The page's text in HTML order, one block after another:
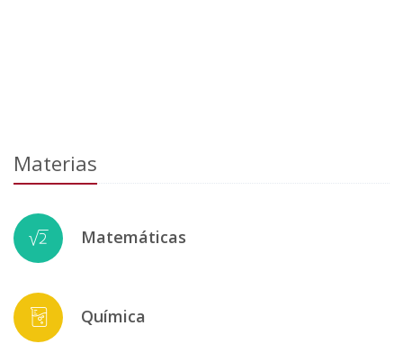
Materias
Matemáticas
Química